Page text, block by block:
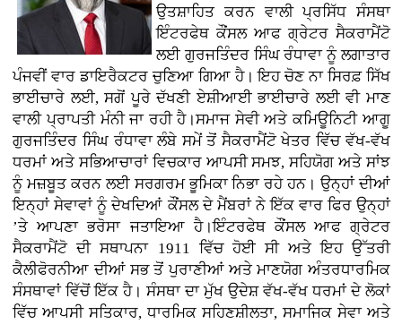
ਉਤਸ਼ਾਹਿਤ ਕਰਨ ਵਾਲੀ ਪ੍ਰਸਿੱਧ ਸੰਸਥਾ
ਇੰਟਰਫੇਥ ਕੌਂਸਲ ਆਫ ਗ੍ਰੇਟਰ ਸੈਕਰਾਮੈਂਟੋ
ਲਈ ਗੁਰਜਤਿੰਦਰ ਸਿੰਘ ਰੰਧਾਵਾ ਨੂੰ ਲਗਾਤਾਰ
ਪੰਜਵੀਂ ਵਾਰ ਡਾਇਰੈਕਟਰ ਚੁਣਿਆ ਗਿਆ ਹੈ। ਇਹ ਚੋਣ ਨਾ ਸਿਰਫ਼ ਸਿੱਖ
ਭਾਈਚਾਰੇ ਲਈ, ਸਗੋਂ ਪੂਰੇ ਦੱਖਣੀ ਏਸ਼ੀਆਈ ਭਾਈਚਾਰੇ ਲਈ ਵੀ ਮਾਣ
ਵਾਲੀ ਪ੍ਰਾਪਤੀ ਮੰਨੀ ਜਾ ਰਹੀ ਹੈ।ਸਮਾਜ ਸੇਵੀ ਅਤੇ ਕਮਿਊਨਿਟੀ ਆਗੂ
ਗੁਰਜਤਿੰਦਰ ਸਿੰਘ ਰੰਧਾਵਾ ਲੰਬੇ ਸਮੇਂ ਤੋਂ ਸੈਕਰਾਮੈਂਟੋ ਖੇਤਰ ਵਿੱਚ ਵੱਖ-ਵੱਖ
ਧਰਮਾਂ ਅਤੇ ਸਭਿਆਚਾਰਾਂ ਵਿਚਕਾਰ ਆਪਸੀ ਸਮਝ, ਸਹਿਯੋਗ ਅਤੇ ਸਾਂਝ
ਨੂੰ ਮਜ਼ਬੂਤ ਕਰਨ ਲਈ ਸਰਗਰਮ ਭੂਮਿਕਾ ਨਿਭਾ ਰਹੇ ਹਨ। ਉਨ੍ਹਾਂ ਦੀਆਂ
ਇਨ੍ਹਾਂ ਸੇਵਾਵਾਂ ਨੂੰ ਦੇਖਦਿਆਂ ਕੌਂਸਲ ਦੇ ਮੈਂਬਰਾਂ ਨੇ ਇੱਕ ਵਾਰ ਫਿਰ ਉਨ੍ਹਾਂ
’ਤੇ ਆਪਣਾ ਭਰੋਸਾ ਜਤਾਇਆ ਹੈ।ਇੰਟਰਫੇਥ ਕੌਂਸਲ ਆਫ ਗ੍ਰੇਟਰ
ਸੈਕਰਾਮੈਂਟੋ ਦੀ ਸਥਾਪਨਾ 1911 ਵਿੱਚ ਹੋਈ ਸੀ ਅਤੇ ਇਹ ਉੱਤਰੀ
ਕੈਲੀਫੋਰਨੀਆ ਦੀਆਂ ਸਭ ਤੋਂ ਪੁਰਾਣੀਆਂ ਅਤੇ ਮਾਣਯੋਗ ਅੰਤਰਧਾਰਮਿਕ
ਸੰਸਥਾਵਾਂ ਵਿੱਚੋਂ ਇੱਕ ਹੈ। ਸੰਸਥਾ ਦਾ ਮੁੱਖ ਉਦੇਸ਼ ਵੱਖ-ਵੱਖ ਧਰਮਾਂ ਦੇ ਲੋਕਾਂ
ਵਿੱਚ ਆਪਸੀ ਸਤਿਕਾਰ, ਧਾਰਮਿਕ ਸਹਿਣਸ਼ੀਲਤਾ, ਸਮਾਜਿਕ ਸੇਵਾ ਅਤੇ